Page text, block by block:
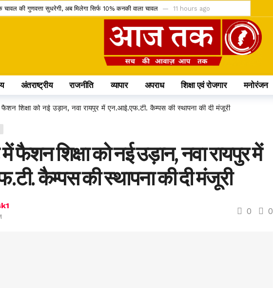
चावल की गुणवत्ता सुधरेगी, अब मिलेगा सिर्फ 10% कनकी वाला चावल 11 hours ago
में तेज बारिश की संभावना, IMD ने जारी किया ऑरेंज और येलो अलर्ट 12 hours ago
इकाई भंग, 5 कार्यकर्ता निष्कासित; अनुशासन पर बोले डिप्टी CM अरुण साव 12 hours ago
CNG और PNG में बायोगैस ब्लेंडिंग को कैबिनेट की हरी झंडी 12 hours ago
लोकसभा में पास विधेयक के प्रमुख प्रावधान जानिए
चिराग बुझा, छोटे बेटे की मौत के बाद खत्म होने की कगार पर कुनबा 2 days ago
अंतराष्ट्रीय राजनीति व्यापार अपराध शिक्षा एवं रोजगार मनोरंजन
शिक्षा को नई उड़ान, नवा रायपुर में एन.आई.एफ.टी. कैम्पस की स्थापना की दी मंजूरी
फैशन शिक्षा को नई उड़ान, नवा रायपुर में
कैम्पस की स्थापना की दी मंजूरी
0 0